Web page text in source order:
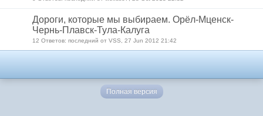
Дороги, которые мы выбираем. Орёл-Мценск-
Чернь-Плавск-Тула-Калуга
12 Ответов: последний от VSS, 27 Jun 2012 21:42
Полная версия